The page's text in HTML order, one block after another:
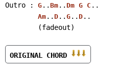
Outro : G .. Bm .. Dm G C ..
Am .. D .. G .. D ..
        (fadeout)
ORIGINAL CHORD